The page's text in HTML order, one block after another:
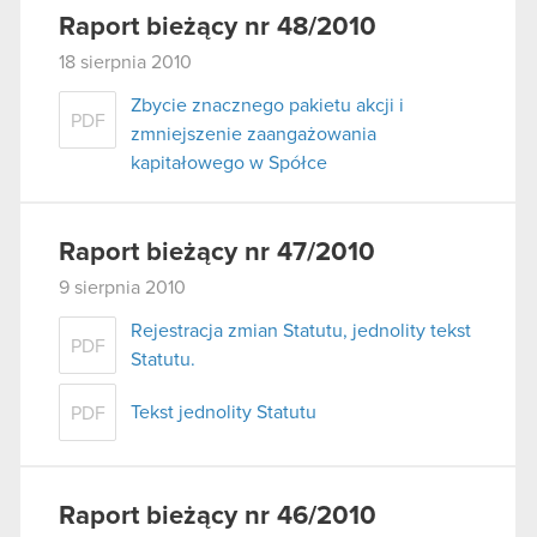
używanie plików cookie.
Raport bieżący nr 48/2010
18 sierpnia 2010
PDF
Zbycie znacznego pakietu akcji i
zmniejszenie zaangażowania
kapitałowego w Spółce
Raport bieżący nr 47/2010
9 sierpnia 2010
PDF
Rejestracja zmian Statutu, jednolity tekst
Statutu.
PDF Tekst jednolity Statutu
Raport bieżący nr 46/2010